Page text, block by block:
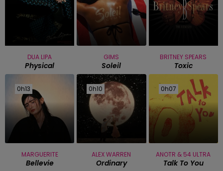
DUA LIPA
Physical
GIMS
Soleil
BRITNEY SPEARS
Toxic
0h13
0h13
MARGUERITE
Bellevie
0h10
0h10
ALEX WARREN
Ordinary
0h07
0h07
ANOTR & 54 ULTRA
Talk To You